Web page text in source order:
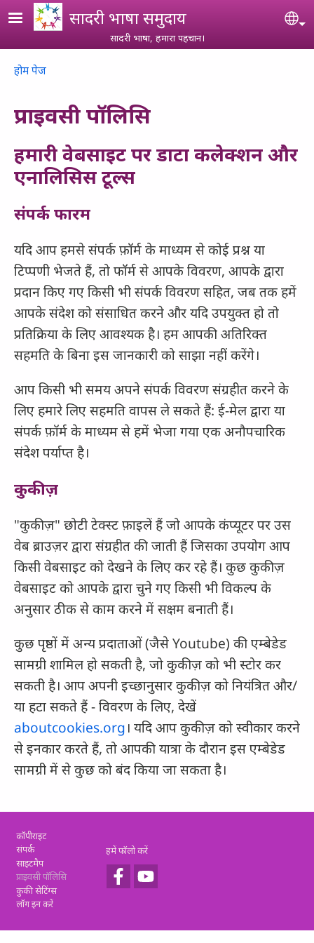
Skip to main content
सादरी भाषा समुदाय
सादरी भाषा, हमारा पहचान।
Breadcrumb
होम पेज
प्राइवसी पॉलिसि
हमारी वेबसाइट पर डाटा कलेक्शन और
एनालिसिस टूल्स
संपर्क फारम
यदि आप हमसे संपर्क फ़ॉर्म के माध्यम से कोई प्रश्न या
टिप्पणी भेजते हैं, तो फॉर्म से आपके विवरण, आपके द्वारा
प्रदान किए गए किसी भी संपर्क विवरण सहित, जब तक हमें
आपके संदेश को संसाधित करने और यदि उपयुक्त हो तो
प्रतिक्रिया के लिए आवश्यक है। हम आपकी अतिरिक्त
सहमति के बिना इस जानकारी को साझा नहीं करेंगे।
आप किसी भी समय अपने संपर्क विवरण संग्रहीत करने के
लिए हमारे लिए सहमति वापस ले सकते हैं: ई-मेल द्वारा या
संपर्क फ़ॉर्म के माध्यम से हमें भेजा गया एक अनौपचारिक
संदेश पर्याप्त है।
कुकीज़
"कुकीज़" छोटी टेक्स्ट फ़ाइलें हैं जो आपके कंप्यूटर पर उस
वेब ब्राउज़र द्वारा संग्रहीत की जाती हैं जिसका उपयोग आप
किसी वेबसाइट को देखने के लिए कर रहे हैं। कुछ कुकीज़
वेबसाइट को आपके द्वारा चुने गए किसी भी विकल्प के
अनुसार ठीक से काम करने में सक्षम बनाती हैं।
कुछ पृष्ठों में अन्य प्रदाताओं (जैसे Youtube) की एम्बेडेड
सामग्री शामिल हो सकती है, जो कुकीज़ को भी स्टोर कर
सकती है। आप अपनी इच्छानुसार कुकीज़ को नियंत्रित और/
या हटा सकते हैं - विवरण के लिए, देखें
aboutcookies.org। यदि आप कुकीज़ को स्वीकार करने
से इनकार करते हैं, तो आपकी यात्रा के दौरान इस एम्बेडेड
सामग्री में से कुछ को बंद किया जा सकता है।
Footer
कॉपीराइट
संपर्क
साइटमैप
प्राइवसी पॉलिसि
कुकी सेटिंग्स
लॉग इन करें
हमें फॉलो करें